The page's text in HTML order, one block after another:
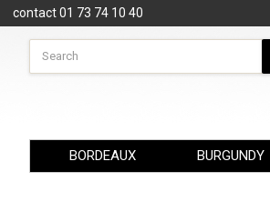
contact 01 73 74 10 40
BORDEAUX BURGUNDY
Cookies management panel